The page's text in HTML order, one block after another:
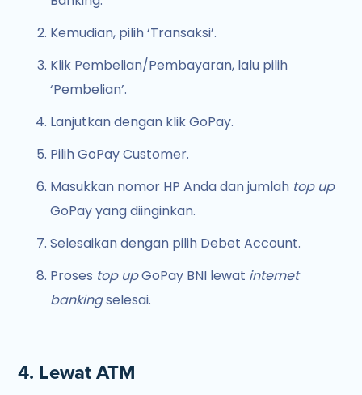
Kemudian, pilih ‘Transaksi’.
Klik Pembelian/Pembayaran, lalu pilih
‘Pembelian’.
Lanjutkan dengan klik GoPay.
Pilih GoPay Customer.
Masukkan nomor HP Anda dan jumlah top up
GoPay yang diinginkan.
Selesaikan dengan pilih Debet Account.
Proses top upGoPay BNI lewat internet
bankingselesai.
4. Lewat ATM